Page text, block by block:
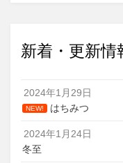
新着・更新情
2024年1月29日
NEW! はちみつ
2024年1月24日
冬至